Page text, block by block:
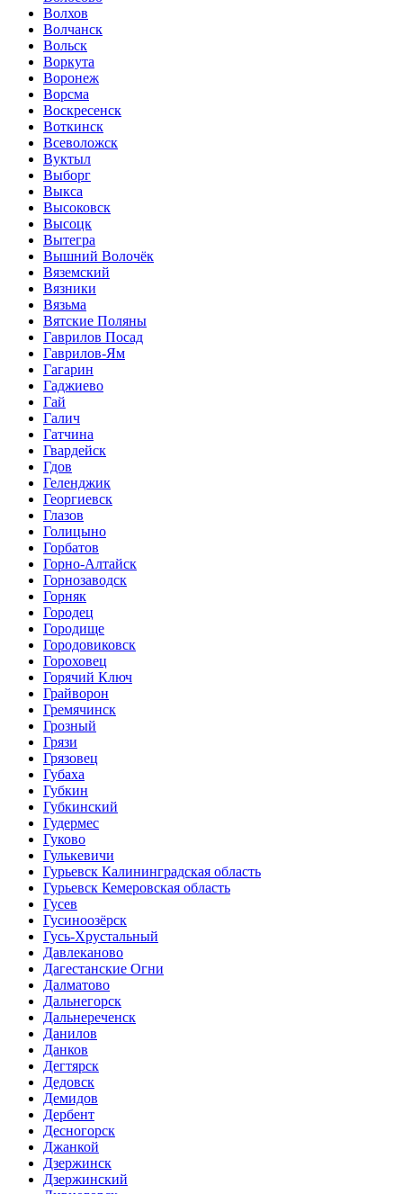
Волхов
Волчанск
Вольск
Воркута
Воронеж
Ворсма
Воскресенск
Воткинск
Всеволожск
Вуктыл
Выборг
Выкса
Высоковск
Высоцк
Вытегра
Вышний Волочёк
Вяземский
Вязники
Вязьма
Вятские Поляны
Гаврилов Посад
Гаврилов-Ям
Гагарин
Гаджиево
Гай
Галич
Гатчина
Гвардейск
Гдов
Геленджик
Георгиевск
Глазов
Голицыно
Горбатов
Горно-Алтайск
Горнозаводск
Горняк
Городец
Городище
Городовиковск
Гороховец
Горячий Ключ
Грайворон
Гремячинск
Грозный
Грязи
Грязовец
Губаха
Губкин
Губкинский
Гудермес
Гуково
Гулькевичи
Гурьевск Калининградская область
Гурьевск Кемеровская область
Гусев
Гусиноозёрск
Гусь-Хрустальный
Давлеканово
Дагестанские Огни
Далматово
Дальнегорск
Дальнереченск
Данилов
Данков
Дегтярск
Дедовск
Демидов
Дербент
Десногорск
Джанкой
Дзержинск
Дзержинский